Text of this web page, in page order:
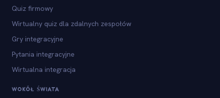
Quiz firmowy
Wirtualny quiz dla zdalnych zespołów
Gry integracyjne
Pytania integracyjne
Wirtualna integracja
WOKÓŁ ŚWIATA